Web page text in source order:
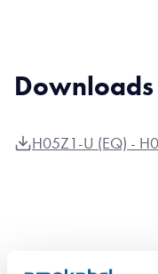
Downloads
H05Z1-U (EQ) -